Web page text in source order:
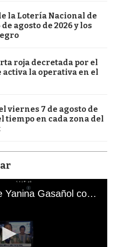
la Lotería Nacional de
agosto de 2026 y los
roja decretada por el
activa la operativa en el
viernes 7 de agosto de
tiempo en cada zona del
El mal momento de Yanina Gasañol con un hincha argentino en "Subrayado"